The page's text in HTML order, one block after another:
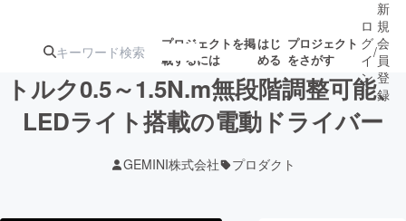
プロジェクトを掲
載するには
はじ
める
プロジェクト
をさがす
注目の新着プロ
ジェクト
募集終了が近いプ
ロジェクト
ロ
グ
イ
ン
/
新
規
会
員
登
録
トルク0.5～1.5N.m無段階調整可能、
LEDライト搭載の電動ドライバー
GEMINI株式会社 プロダクト